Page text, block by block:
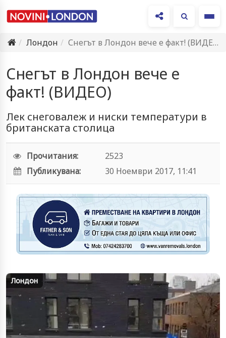
Лондон
Снегът в Лондон вече е факт! (ВИДЕО)
Снегът в Лондон вече е
факт! (ВИДЕО)
Лек снеговалеж и ниски температури в
британската столица
Прочитания:
2523
Публикувана:
30 Ноември 2017, 11:41
Лондон